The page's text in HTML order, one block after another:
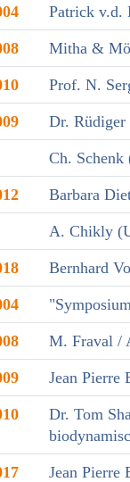
Patrick v.d.
Mitha &
Prof. N.
Dr. Rüdiger
Ch. Schenk
Barbara
A. Chikly
Bernhard
M. Fraval /
Jean Pierre
Dr. Tom
Jean Pierre